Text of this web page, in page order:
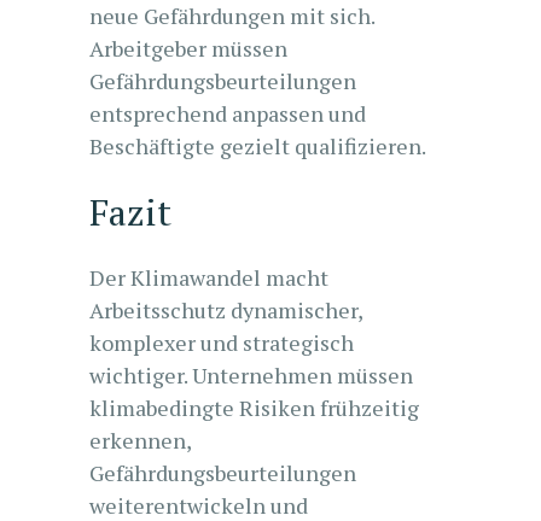
neue Gefährdungen mit sich.
Arbeitgeber müssen
Gefährdungsbeurteilungen
entsprechend anpassen und
Beschäftigte gezielt qualifizieren.
Fazit
Der Klimawandel macht
Arbeitsschutz dynamischer,
komplexer und strategisch
wichtiger. Unternehmen müssen
klimabedingte Risiken frühzeitig
erkennen,
Gefährdungsbeurteilungen
weiterentwickeln und